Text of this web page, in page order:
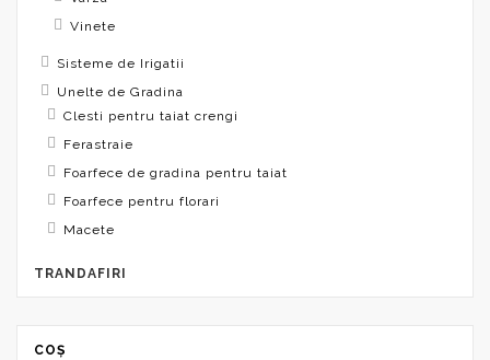
Vinete
Sisteme de Irigatii
Unelte de Gradina
Clesti pentru taiat crengi
Ferastraie
Foarfece de gradina pentru taiat
Foarfece pentru florari
Macete
TRANDAFIRI
COȘ